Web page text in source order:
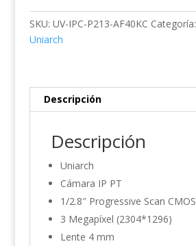
AF40KC
cantidad
SKU: UV-IPC-P213-AF40KC Categoría:
Uniarch
Descripción
Descripción
Uniarch
Cámara IP PT
1/2.8″ Progressive Scan CMOS
3 Megapíxel (2304*1296)
Lente 4 mm